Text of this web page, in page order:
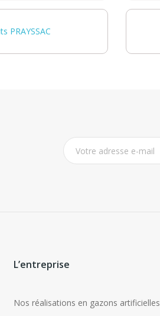
PRAYSSAC
L’entreprise
Nos réalisations en gazons artificielles